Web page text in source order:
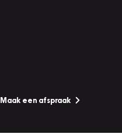
Maak een afspraak